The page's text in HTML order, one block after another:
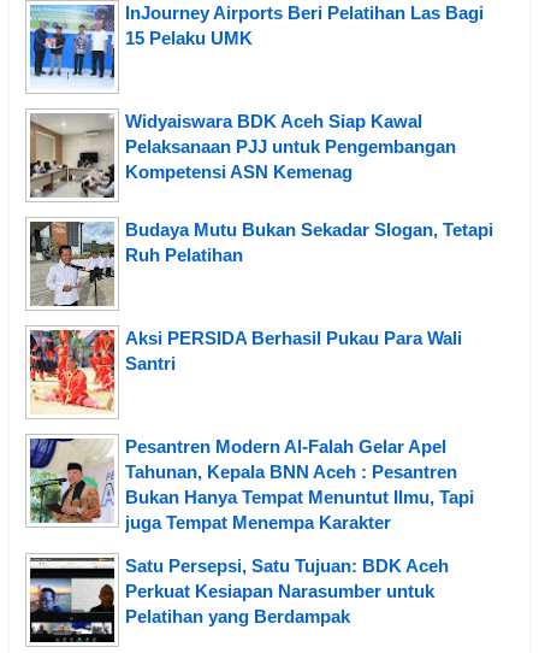
InJourney Airports Beri Pelatihan Las Bagi
15 Pelaku UMK
Widyaiswara BDK Aceh Siap Kawal
Pelaksanaan PJJ untuk Pengembangan
Kompetensi ASN Kemenag
Budaya Mutu Bukan Sekadar Slogan, Tetapi
Ruh Pelatihan
Aksi PERSIDA Berhasil Pukau Para Wali
Santri
Pesantren Modern Al-Falah Gelar Apel
Tahunan, Kepala BNN Aceh : Pesantren
Bukan Hanya Tempat Menuntut Ilmu, Tapi
juga Tempat Menempa Karakter
Satu Persepsi, Satu Tujuan: BDK Aceh
Perkuat Kesiapan Narasumber untuk
Pelatihan yang Berdampak